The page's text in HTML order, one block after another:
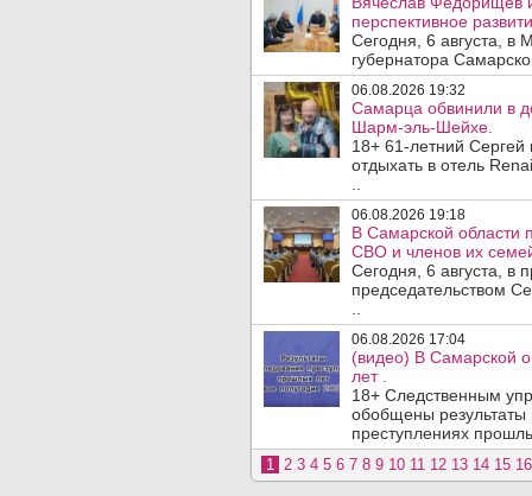
перспективное
Сегодня, 6 августа, в
губернатора
06.08.2026 19:32
Самарца обвинили в
Шарм-эль-Шейхе.
18+ 61-летний
отдыхать в отель
06.08.2026 19:18
В Самарской области
СВО и членов их
Сегодня, 6 августа, в
председательством
06.08.2026 17:04
(видео) В Самарской
лет .
18+ Следственным
обобщены результаты
преступлениях
1 2 3 4 5 6 7 8 9 10 11 12 13 14 15 16